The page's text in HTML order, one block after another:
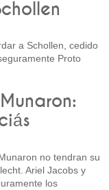
a Schollen, cedido
Proto
no tendran su
Ariel Jacobs y
los